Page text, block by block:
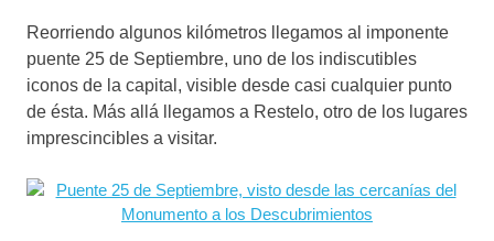
Reorriendo algunos kilómetros llegamos al imponente
puente 25 de Septiembre, uno de los indiscutibles
iconos de la capital, visible desde casi cualquier punto
de ésta. Más allá llegamos a Restelo, otro de los lugares
imprescincibles a visitar.